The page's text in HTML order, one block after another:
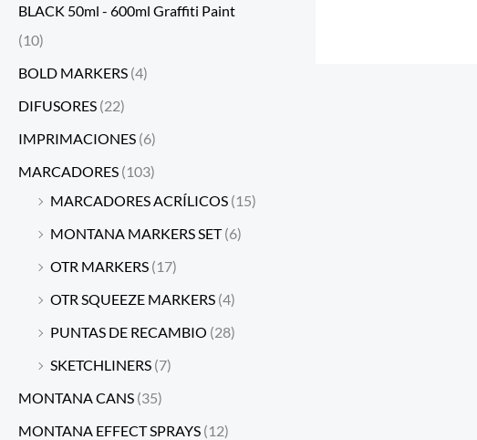
BLACK 50ml - 600ml Graffiti Paint
(10)
BOLD MARKERS (4)
DIFUSORES (22)
IMPRIMACIONES (6)
MARCADORES (103)
MARCADORES ACRÍLICOS (15)
MONTANA MARKERS SET (6)
OTR MARKERS (17)
OTR SQUEEZE MARKERS (4)
PUNTAS DE RECAMBIO (28)
SKETCHLINERS (7)
MONTANA CANS (35)
MONTANA EFFECT SPRAYS (12)